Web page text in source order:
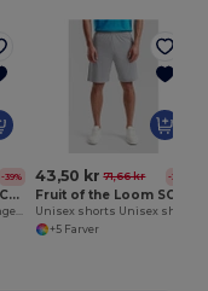
-39%
Fruit of the Loom SC3417
Børne poloshirt med lange ærmer
43,50 kr 71,66 kr -39%
+5 Farver